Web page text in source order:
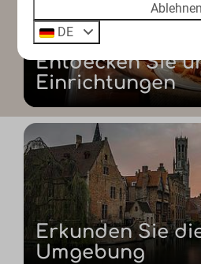
Entdecken Sie
Einrichtungen
Erkunden Sie
Umgebung
Ablehnen
DE